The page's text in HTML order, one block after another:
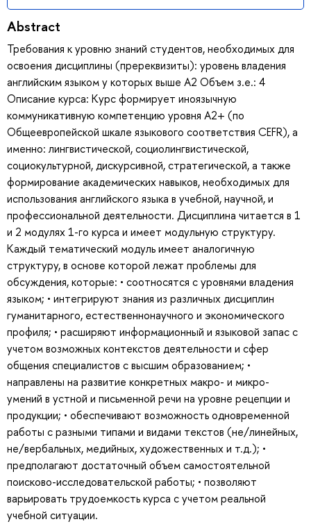
Abstract
Требования к уровню знаний студентов, необходимых для
освоения дисциплины (пререквизиты): уровень владения
английским языком у которых выше А2 Объем з.е.: 4
Описание курса: Курс формирует иноязычную
коммуникативную компетенцию уровня А2+ (по
Общеевропейской шкале языкового соответствия CEFR), а
именно: лингвистической, социолингвистической,
социокультурной, дискурсивной, стратегической, а также
формирование академических навыков, необходимых для
использования английского языка в учебной, научной, и
профессиональной деятельности. Дисциплина читается в 1
и 2 модулях 1-го курса и имеет модульную структуру.
Каждый тематический модуль имеет аналогичную
структуру, в основе которой лежат проблемы для
обсуждения, которые: • соотносятся с уровнями владения
языком; • интегрируют знания из различных дисциплин
гуманитарного, естественнонаучного и экономического
профиля; • расширяют информационный и языковой запас с
учетом возможных контекстов деятельности и сфер
общения специалистов с высшим образованием; •
направлены на развитие конкретных макро- и микро-
умений в устной и письменной речи на уровне рецепции и
продукции; • обеспечивают возможность одновременной
работы с разными типами и видами текстов (не/линейных,
не/вербальных, медийных, художественных и т.д.); •
предполагают достаточный объем самостоятельной
поисково-исследовательской работы; • позволяют
варьировать трудоемкость курса с учетом реальной
учебной ситуации.